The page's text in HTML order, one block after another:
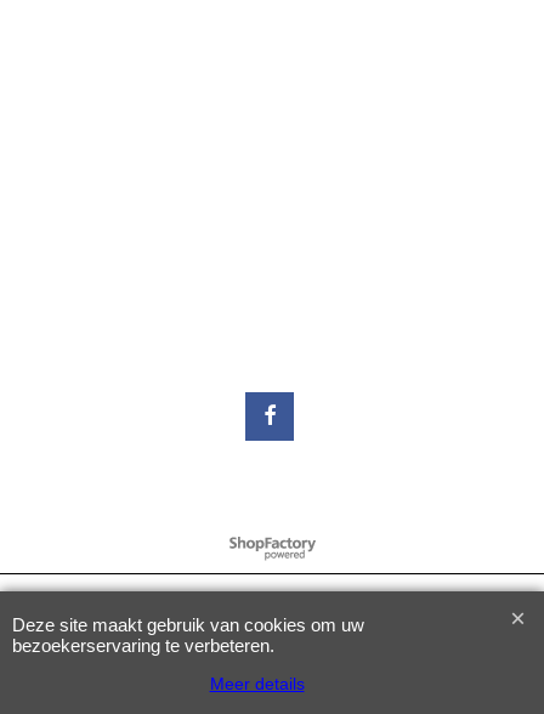
Webwinkel gemaakt met
ShopFactory webwinkel
Deze site maakt gebruik van cookies om uw
bezoekerservaring te verbeteren.
Meer details